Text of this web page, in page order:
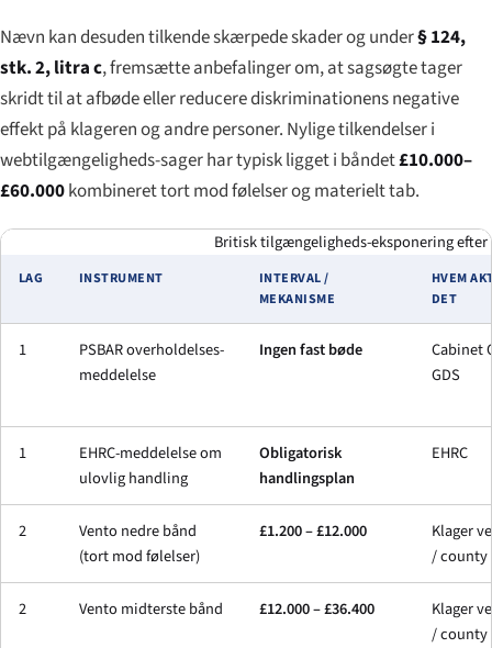
Nævn kan desuden tilkende skærpede skader og under§ 124,
stk. 2, litra c, fremsætte anbefalinger om, at sagsøgte tager
skridt til at afbøde eller reducere diskriminationens negative
effekt på klageren og andre personer. Nylige tilkendelser i
webtilgængeligheds-sager har typisk ligget i båndet£10.000–
£60.000kombineret tort mod følelser og materielt tab.
Britisk tilgængeligheds-eksponering efter
LAG INSTRUMENT
INTERVAL /
MEKANISME
HVEM
DET
1
PSBAR overholdelses-
meddelelse
Ingen fast bøde
Cabinet
GDS
1
EHRC-meddelelse om
ulovlig handling
Obligatorisk
handlingsplan
EHRC
2
Vento nedre bånd
(tort mod følelser)
£1.200 – £12.000
Klager
/ county
2 Vento midterste bånd £12.000 – £36.400
Klager
/ county